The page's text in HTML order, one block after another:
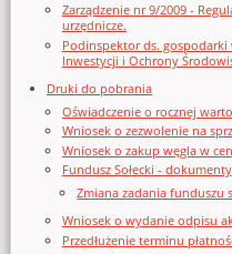
Zarządzenie nr 9/2009 -
urzędnicze.
Podinspektor ds.
Inwestycji i Ochrony
Druki do pobrania
Oświadczenie o rocznej
Wniosek o zezwolenie na
Wniosek o zakup węgla w
Fundusz Sołecki - dokumenty
Zmiana zadania funduszu
Wniosek o wydanie odpisu
Przedłużenie terminu